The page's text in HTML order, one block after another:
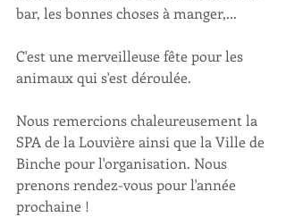
bar, les bonnes choses à manger,...
C'est une merveilleuse fête pour les
animaux qui s'est déroulée.
Nous remercions chaleureusement la
SPA de la Louvière ainsi que la Ville de
Binche pour l'organisation. Nous
prenons rendez-vous pour l'année
prochaine !